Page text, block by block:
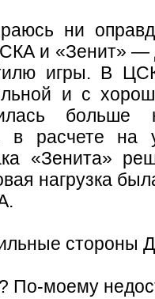
ни
и «Зенит» —
игры. В
и с
больше
в расчете
«Зенита»
нагрузка
стороны
моему